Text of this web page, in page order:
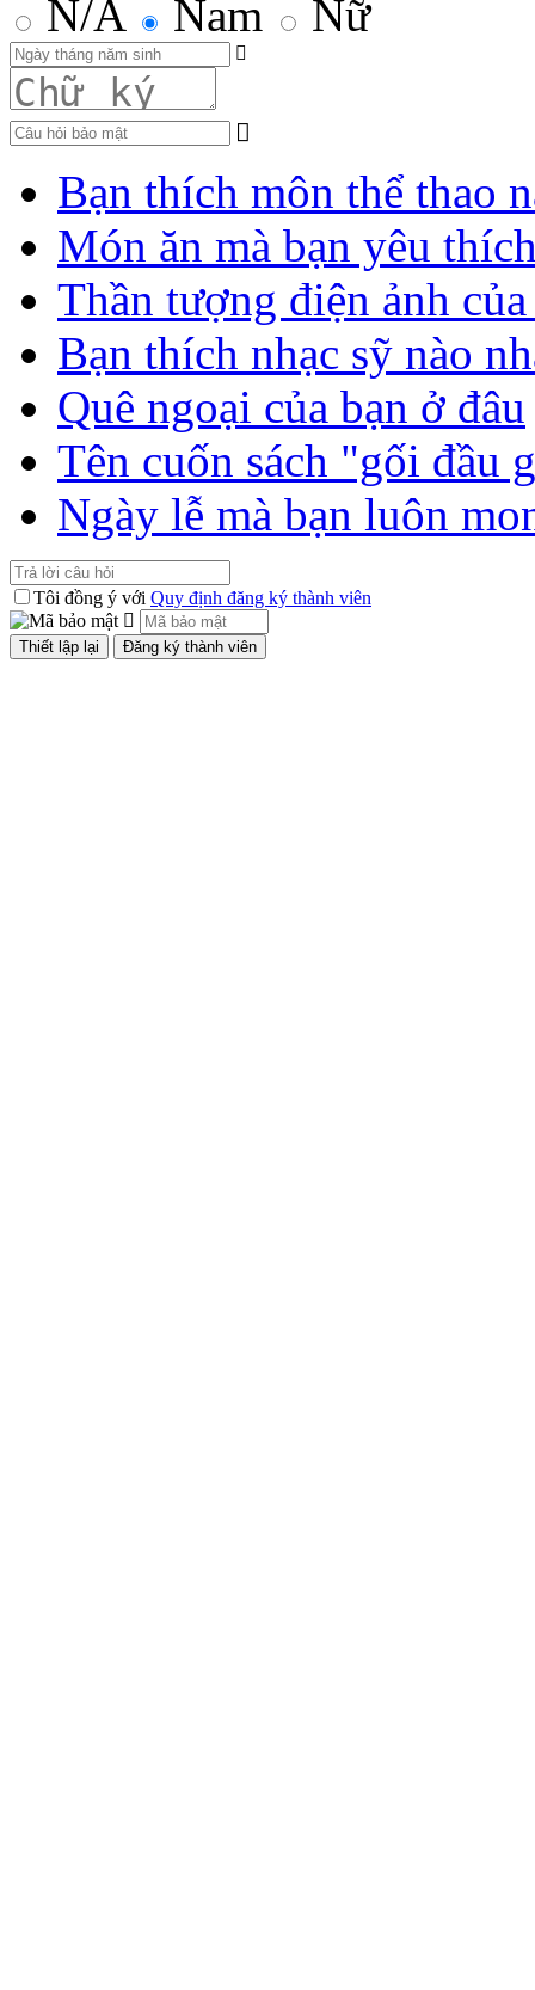
N/A Nam Nữ
Bạn thích môn thể thao
Món ăn mà bạn yêu
Thần tượng điện ảnh
Bạn thích nhạc sỹ nào
Quê ngoại của bạn ở đâu
Tên cuốn sách "gối đầu
Ngày lễ mà bạn luôn
Tôi đồng ý với Quy định đăng ký thành viên